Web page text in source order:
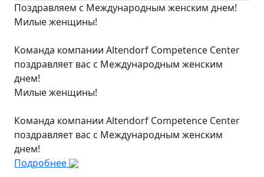
Поздравляем с Международным женским днем!
Милые женщины!
Команда компании Altendorf Competence Center
поздравляет вас с Международным женским
днем!
Милые женщины!
Команда компании Altendorf Competence Center
поздравляет вас с Международным женским
днем!
Подробнее